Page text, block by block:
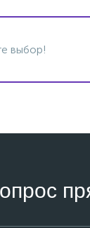
выбор!